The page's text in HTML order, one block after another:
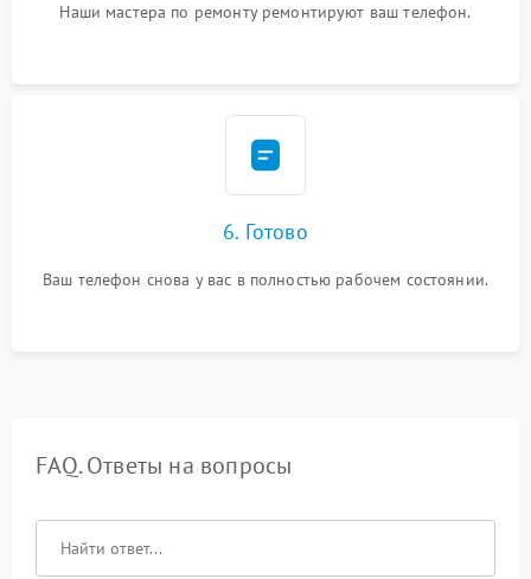
Наши мастера по ремонту ремонтируют ваш телефон.
6. Готово
Ваш телефон снова у вас в полностью рабочем состоянии.
FAQ. Ответы на вопросы